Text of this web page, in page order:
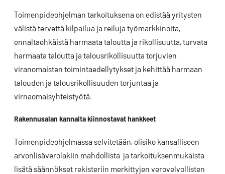
Toimenpideohjelman tarkoituksena on edistää yritysten
välistä tervettä kilpailua ja reiluja työmarkkinoita,
ennaltaehkäistä harmaata taloutta ja rikollisuutta, turvata
harmaata taloutta ja talousrikollisuutta torjuvien
viranomaisten toimintaedellytykset ja kehittää harmaan
talouden ja talousrikollisuuden torjuntaa ja
virnaomaisyhteistyötä.
Rakennusalan kannalta kiinnostavat hankkeet
Toimenpideohjelmassa selvitetään, olisiko kansalliseen
arvonlisäverolakiin mahdollista ja tarkoituksenmukaista
lisätä säännökset rekisteriin merkittyjen verovelvollisten